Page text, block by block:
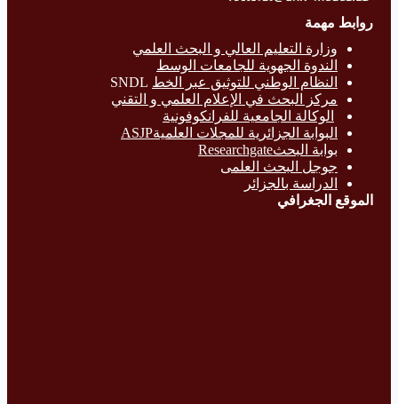
روابط مهمة
وزارة التعليم العالي و البحث العلمي
الندوة الجهوية للجامعات الوسط
النظام الوطني للتوثيق عبر الخط
مركز البحث في الإعلام العلمي و التقني
الوكالة الجامعية للفرانكوفونية
البوابة الجزائرية للمجلات العلميةASJP
بوابة البحثResearchgate
جوجل البحث العلمى
الدراسة بالجزائر
الموقع الجغرافي